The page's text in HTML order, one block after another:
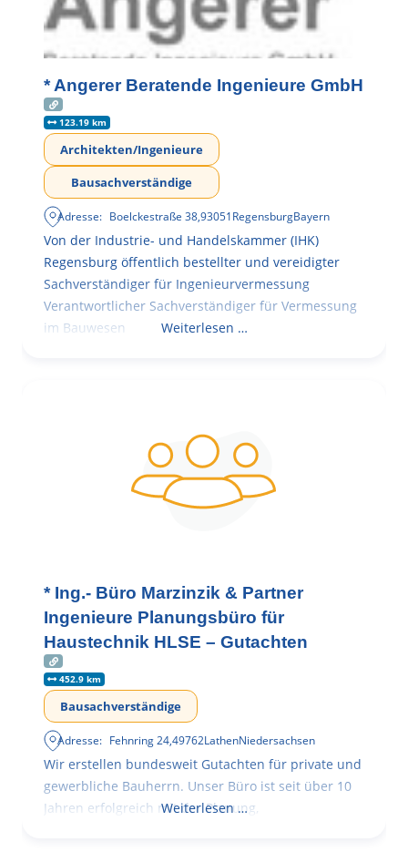
* Angerer Beratende Ingenieure GmbH
123.19 km
Architekten/Ingenieure
Bausachverständige
Adresse: Boelckestraße 38,93051RegensburgBayern
Von der Industrie- und Handelskammer (IHK)
Regensburg öffentlich bestellter und vereidigter
Sachverständiger für Ingenieurvermessung
Verantwortlicher Sachverständiger für Vermessung
im Bauwesen
Weiterlesen …
* Ing.- Büro Marzinzik & Partner
Ingenieure Planungsbüro für
Haustechnik HLSE – Gutachten
452.9 km
Bausachverständige
Adresse: Fehnring 24,49762LathenNiedersachsen
Wir erstellen bundesweit Gutachten für private und
gewerbliche Bauherrn. Unser Büro ist seit über 10
Jahren erfolgreich mit der Planung,
Weiterlesen …